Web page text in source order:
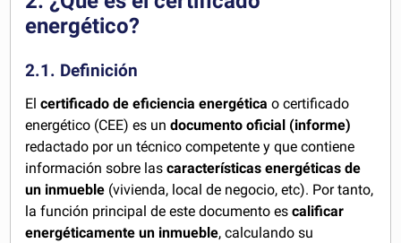
energético?
2.1. Definición
Elcertificado de eficiencia energética o certificado
energético (CEE) es un documento oficial (informe)
redactado por un técnico competente y que contiene
información sobre lascaracterísticas energéticas de
un inmueble (vivienda, local de negocio, etc). Por tanto,
la función principal de este documento escalificar
energéticamente un inmueble, calculando su